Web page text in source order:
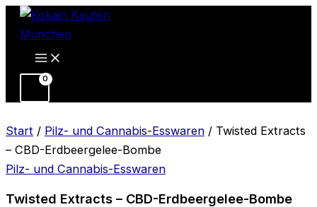
Zum
Inhalt
Start / Pilz- und Cannabis-Esswaren / Twisted Extracts
– CBD-Erdbeergelee-Bombe
Pilz- und Cannabis-Esswaren
Twisted Extracts – CBD-Erdbeergelee-Bombe
Twisted
Extracts
Erdbeergelee-
Bombe
Preisspanne:
Dieses
auf.
der